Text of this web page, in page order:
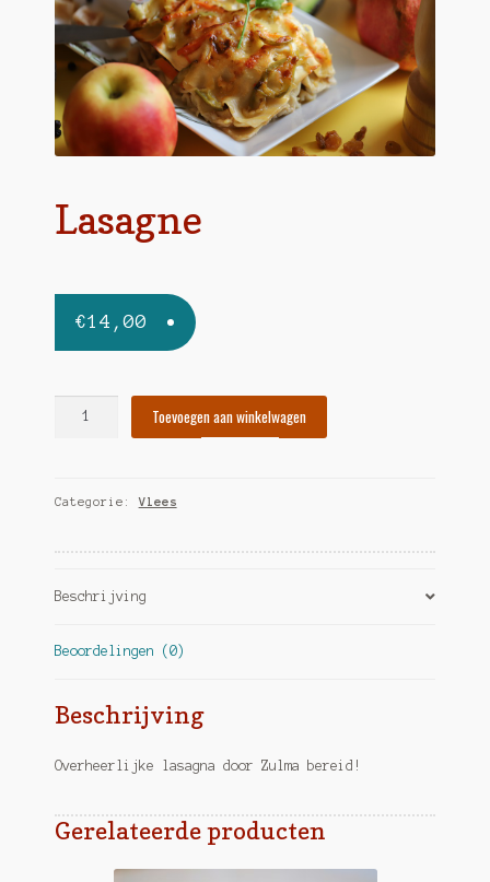
Over Zulma
Sample Page
Zempanadas.be – Empanadas by Zulma
Lasagne
€14,00
Toevoegen aan winkelwagen
Categorie:Vlees
Beschrijving
Beoordelingen (0)
Beschrijving
Overheerlijke lasagna door Zulma bereid!
Gerelateerde producten